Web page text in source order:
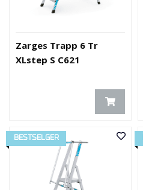
Zarges Trapp 6 Tr
XLstep S C621
BESTSELGER